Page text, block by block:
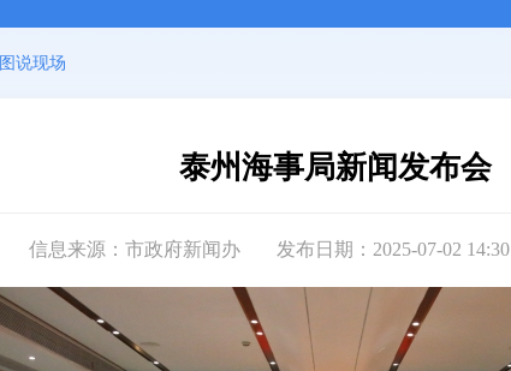
图说现场
泰州海事局新闻发布会
信息来源：市政府新闻办 发布日期：2025-07-02 14:30